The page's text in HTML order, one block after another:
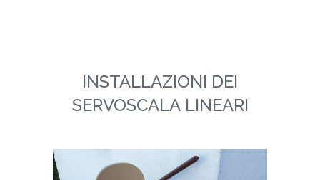
INSTALLAZIONI DEI
SERVOSCALA LINEARI